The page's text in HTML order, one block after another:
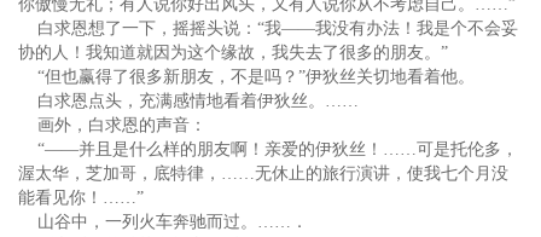
你傲慢无礼；有人说你好出风头，又有人说你从不考虑自己。……”
白求恩想了一下，摇摇头说：“我——我没有办法！我是个不会妥
协的人！我知道就因为这个缘故，我失去了很多的朋友。”
“但也赢得了很多新朋友，不是吗？”伊狄丝关切地看着他。
白求恩点头，充满感情地看着伊狄丝。……
画外，白求恩的声音：
“——并且是什么样的朋友啊！亲爱的伊狄丝！……可是托伦多，
渥太华，芝加哥，底特律，……无休止的旅行演讲，使我七个月没
能看见你！……”
山谷中，一列火车奔驰而过。……．